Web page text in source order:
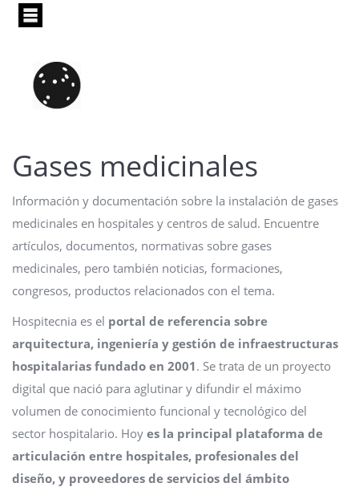
Pasar
principal
Gases medicinales
Información y documentación sobre la instalación de gases
medicinales en hospitales y centros de salud. Encuentre
artículos, documentos, normativas sobre gases
medicinales, pero también noticias, formaciones,
congresos, productos relacionados con el tema.
Hospitecnia es el portal de referencia sobre
arquitectura, ingeniería y gestión de infraestructuras
hospitalarias fundado en 2001. Se trata de un proyecto
digital que nació para aglutinar y difundir el máximo
volumen de conocimiento funcional y tecnológico del
sector hospitalario. Hoy es la principal plataforma de
articulación entre hospitales, profesionales del
diseño, y proveedores de servicios del ámbito